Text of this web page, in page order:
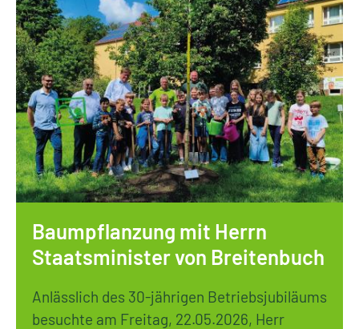
Baumpflanzung mit Herrn
Staatsminister von Breitenbuch
Anlässlich des 30-jährigen Betriebsjubiläums
besuchte am Freitag, 22.05.2026, Herr